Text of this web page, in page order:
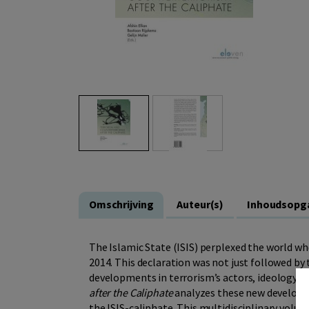
Omschrijving Auteur(s)
The Islamic State (ISIS) perplexed the world
2014. This declaration was not just followed
developments in terrorism’s actors, ideology,
after the Caliphateanalyzes these new